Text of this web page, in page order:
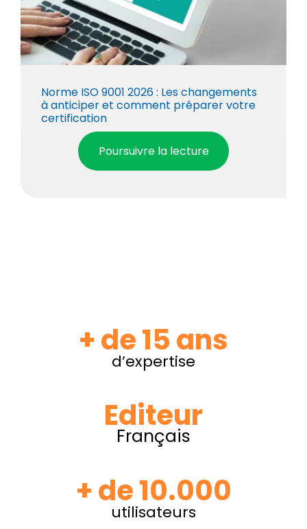
Norme ISO 9001 2026 : Les changements
à anticiper et comment préparer votre
certification
Poursuivre la lecture
+ de 15 ans
d’expertise
Editeur
Français
+ de 10.000
utilisateurs